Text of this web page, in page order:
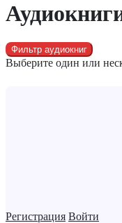
Регистрация Войти
Фильтр аудиокниг
Выберите один или